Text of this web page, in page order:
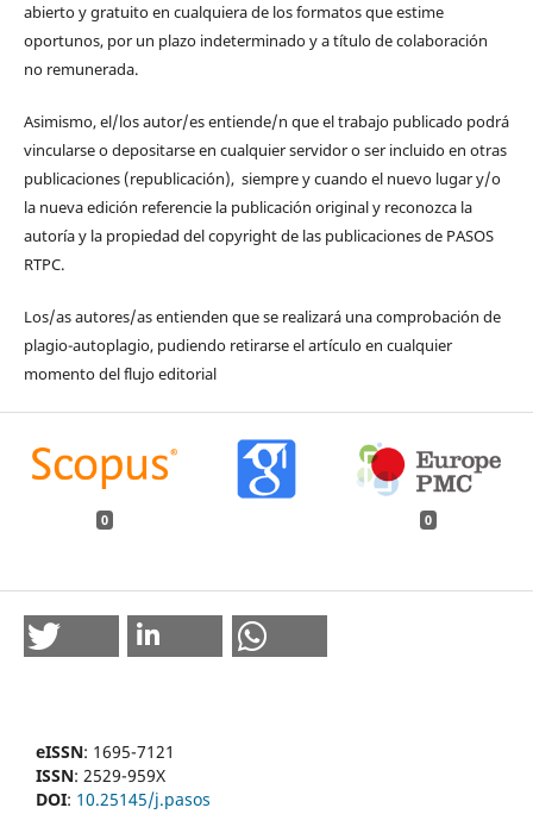
abierto y gratuito en cualquiera de los formatos que estime
oportunos, por un plazo indeterminado y a título de colaboración
no remunerada.
Asimismo, el/los autor/es entiende/n que el trabajo publicado podrá
vincularse o depositarse en cualquier servidor o ser incluido en otras
publicaciones (republicación), siempre y cuando el nuevo lugar y/o
la nueva edición referencie la publicación original y reconozca la
autoría y la propiedad del copyright de las publicaciones de PASOS
RTPC.
Los/as autores/as entienden que se realizará una comprobación de
plagio-autoplagio, pudiendo retirarse el artículo en cualquier
momento del flujo editorial
0 0
eISSN: 1695-7121
ISSN: 2529-959X
DOI: 10.25145/j.pasos